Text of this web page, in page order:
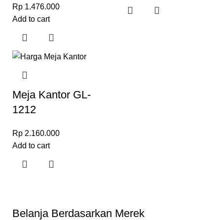
Rp 1.476.000
Add to cart
Meja Kantor GL-
1212
Rp 2.160.000
Add to cart
Belanja Berdasarkan Merek